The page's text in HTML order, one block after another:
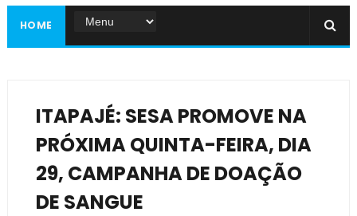
HOME
ITAPAJÉ: SESA PROMOVE NA
PRÓXIMA QUINTA-FEIRA, DIA
29, CAMPANHA DE DOAÇÃO
DE SANGUE